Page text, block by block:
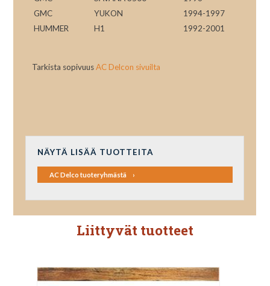
GMC
YUKON
1994-1997
HUMMER
H1 1992-2001
Tarkista sopivuusAC Delcon sivuilta
NÄYTÄ LISÄÄ TUOTTEITA
AC Delco tuoteryhmästä
Liittyvät tuotteet